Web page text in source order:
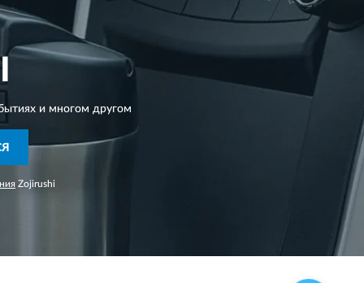
и многом другом
Zojirushi